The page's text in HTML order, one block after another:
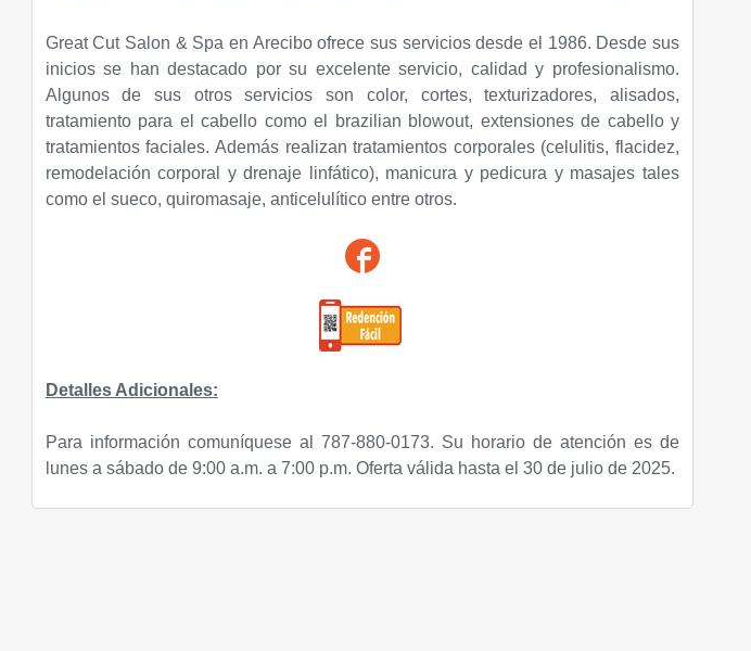
Great Cut Salon & Spa en Arecibo ofrece sus servicios desde el 1986. Desde sus
inicios se han destacado por su excelente servicio, calidad y profesionalismo.
Algunos de sus otros servicios son color, cortes, texturizadores, alisados,
tratamiento para el cabello como el brazilian blowout, extensiones de cabello y
tratamientos faciales. Además realizan tratamientos corporales (celulitis, flacidez,
remodelación corporal y drenaje linfático), manicura y pedicura y masajes tales
como el sueco, quiromasaje, anticelulítico entre otros.
Detalles Adicionales:
Para información comuníquese al 787-880-0173. Su horario de atención es de
lunes a sábado de 9:00 a.m. a 7:00 p.m. Oferta válida hasta el 30 de julio de 2025.